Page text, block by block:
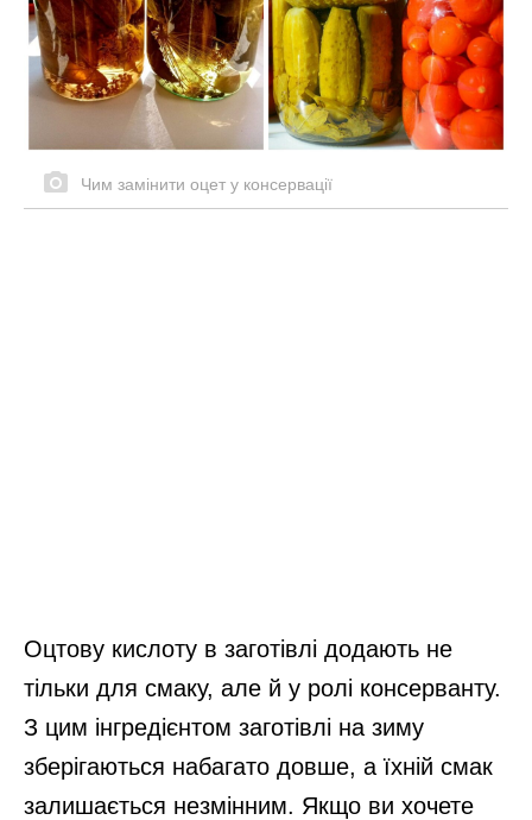
Чим замінити оцет у консервації
Оцтову кислоту в заготівлі додають не
тільки для смаку, але й у ролі консерванту.
З цим інгредієнтом заготівлі на зиму
зберігаються набагато довше, а їхній смак
залишається незмінним. Якщо ви хочете